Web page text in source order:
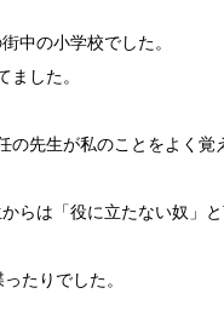
中の小学校でした。
ました。
の先生が私のことをよく覚
らは「役に立たない奴」と
たりでした。